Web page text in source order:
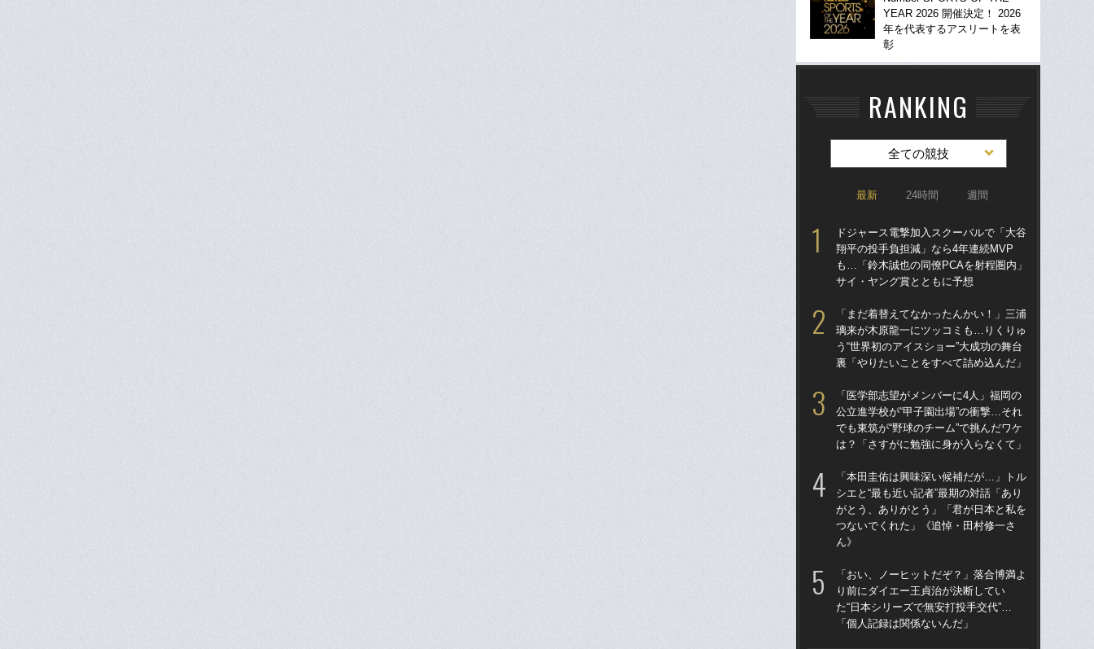
YEAR 2026 開催決定！ 2026
年を代表するアスリートを表
彰
RANKING
全ての競技
最新 24時間 週間
ドジャース電撃加入スクーバルで「大谷
翔平の投手負担減」なら4年連続MVP
も…「鈴木誠也の同僚PCAを射程圏内」
サイ・ヤング賞とともに予想
「まだ着替えてなかったんかい！」三浦
璃来が木原龍一にツッコミも…りくりゅ
う“世界初のアイスショー”大成功の舞台
裏「やりたいことをすべて詰め込んだ」
「医学部志望がメンバーに4人」福岡の
公立進学校が“甲子園出場”の衝撃…それ
でも東筑が“野球のチーム”で挑んだワケ
は？「さすがに勉強に身が入らなくて」
「本田圭佑は興味深い候補だが…」トル
シエと“最も近い記者”最期の対話「あり
がとう、ありがとう」「君が日本と私を
つないでくれた」《追悼・田村修一さ
ん》
「おい、ノーヒットだぞ？」落合博満よ
り前にダイエー王貞治が決断してい
た“日本シリーズで無安打投手交代”…
「個人記録は関係ないんだ」